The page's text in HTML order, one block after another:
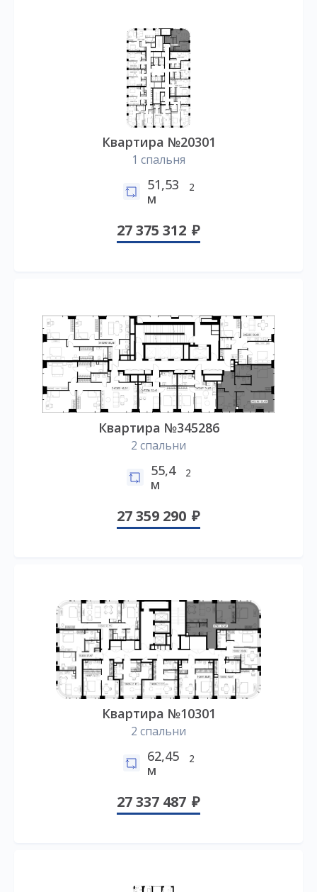
Квартира №20301
1 спальня
51,53
м
2
27 375 312
Квартира №345286
2 спальни
55,4
м
2
27 359 290
Квартира №10301
2 спальни
62,45
м
2
27 337 487